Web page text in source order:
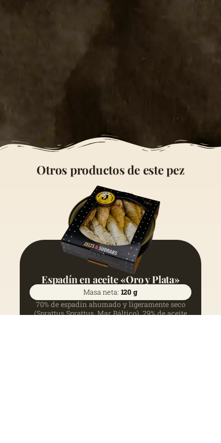
Otros productos de este pez
Espadín en aceite «Oro y Plata»
Masa neta: 120 g
70% de espadín ahumado y ligeramente seco
(Sprattus Sprattus, Mar Báltico), 29% de aceite